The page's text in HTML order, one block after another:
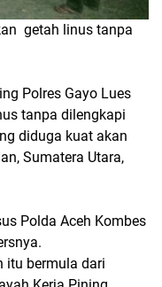
getah linus tanpa
Polres Gayo Lues
tanpa dilengkapi
diduga kuat akan
Sumatera Utara,
Polda Aceh Kombes
itu bermula dari